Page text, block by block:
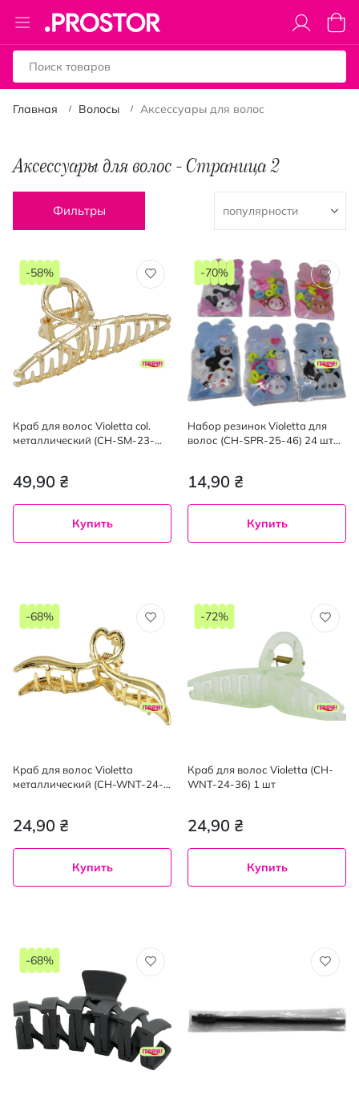
Toggle
Nav
Моя
Главная Волосы Аксессуары для волос
Аксессуары для волос - Страница 2
Фильтры
Краб для волос Violetta col.
металлический (CH-SM-23-
49,90 ₴
-58%
Купить
Набор резинок Violetta для
волос (CH-SPR-25-46) 24 шт
14,90 ₴
-70%
Купить
Краб для волос Violetta
металлический (CH-WNT-24-
24,90 ₴
-68%
Купить
Краб для волос Violetta (CH-
WNT-24-36) 1 шт
24,90 ₴
-72%
Купить
-68%